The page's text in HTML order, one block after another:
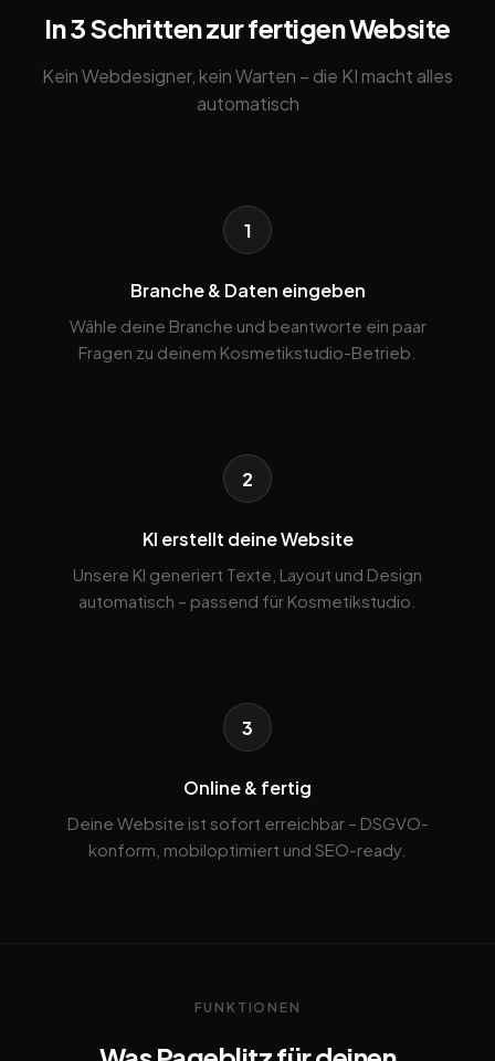
In 3 Schritten zur fertigen Website
Kein Webdesigner, kein Warten – die KI macht alles
automatisch
1
Branche & Daten eingeben
Wähle deine Branche und beantworte ein paar
Fragen zu deinem Kosmetikstudio-Betrieb.
2
KI erstellt deine Website
Unsere KI generiert Texte, Layout und Design
automatisch – passend für Kosmetikstudio.
3
Online & fertig
Deine Website ist sofort erreichbar – DSGVO-
konform, mobiloptimiert und SEO-ready.
FUNKTIONEN